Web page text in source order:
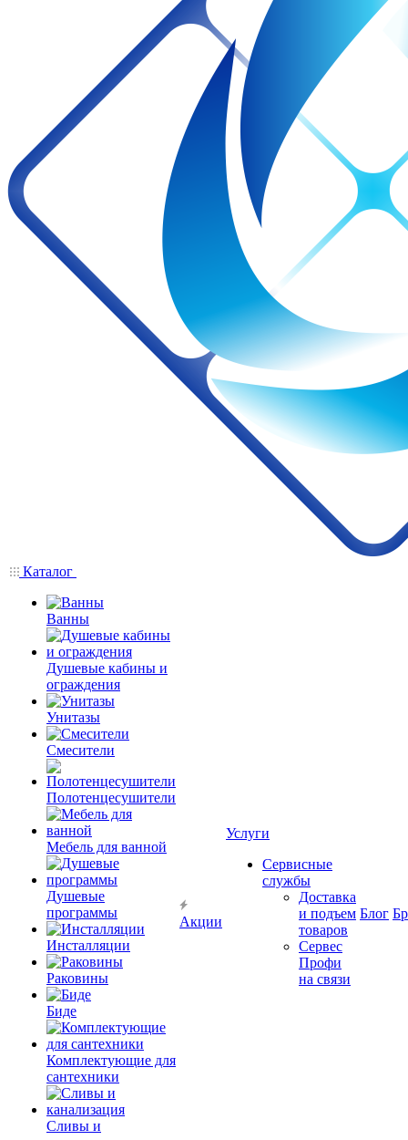
Каталог
Ванны
Душевые кабины и
ограждения
Унитазы
Смесители
Полотенцесушители
Мебель для ванной
Душевые
программы
Инсталляции
Раковины
Биде
Комплектующие для
сантехники
Сливы и
Акции
Услуги
Сервисные
службы
Доставка
и подъем
товаров
Сервес
Профи
на связи
Блог